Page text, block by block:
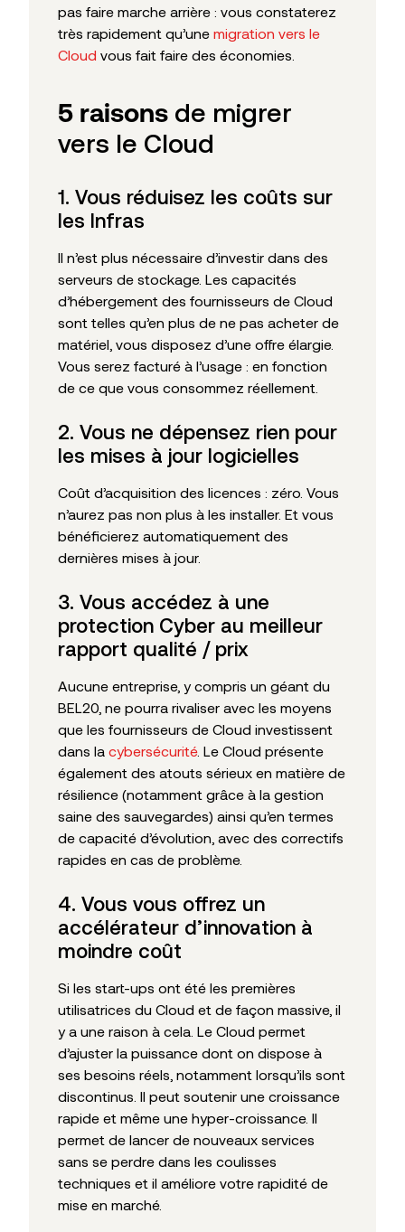
pas faire marche arrière : vous constaterez
très rapidement qu’une migration vers le
Cloud vous fait faire des économies.
5 raisons de migrer
vers le Cloud
1. Vous réduisez les coûts sur
les Infras
Il n’est plus nécessaire d’investir dans des
serveurs de stockage. Les capacités
d’hébergement des fournisseurs de Cloud
sont telles qu’en plus de ne pas acheter de
matériel, vous disposez d’une offre élargie.
Vous serez facturé à l’usage : en fonction
de ce que vous consommez réellement.
2. Vous ne dépensez rien pour
les mises à jour logicielles
Coût d’acquisition des licences : zéro. Vous
n’aurez pas non plus à les installer. Et vous
bénéficierez automatiquement des
dernières mises à jour.
3. Vous accédez à une
protection Cyber au meilleur
rapport qualité / prix
Aucune entreprise, y compris un géant du
BEL20, ne pourra rivaliser avec les moyens
que les fournisseurs de Cloud investissent
dans la cybersécurité. Le Cloud présente
également des atouts sérieux en matière de
résilience (notamment grâce à la gestion
saine des sauvegardes) ainsi qu’en termes
de capacité d’évolution, avec des correctifs
rapides en cas de problème.
4. Vous vous offrez un
accélérateur d’innovation à
moindre coût
Si les start-ups ont été les premières
utilisatrices du Cloud et de façon massive, il
y a une raison à cela. Le Cloud permet
d’ajuster la puissance dont on dispose à
ses besoins réels, notamment lorsqu’ils sont
discontinus. Il peut soutenir une croissance
rapide et même une hyper-croissance. Il
permet de lancer de nouveaux services
sans se perdre dans les coulisses
techniques et il améliore votre rapidité de
mise en marché.